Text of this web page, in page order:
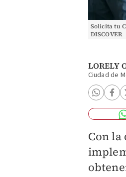
Solicita tu
DISCOVER
LORELY
Ciudad de
Con